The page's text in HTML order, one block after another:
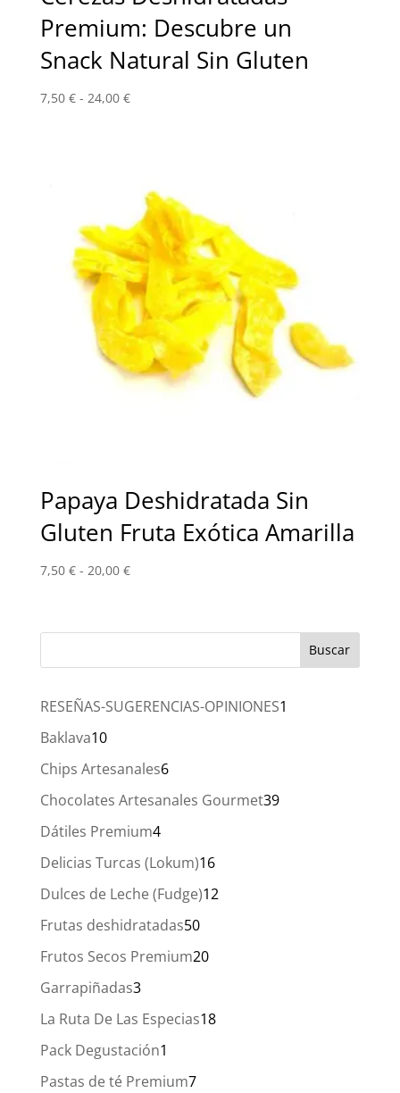
Premium: Descubre un
Snack Natural Sin Gluten
7,50 € - 24,00 €Rango
hasta
24,00 €
Papaya Deshidratada Sin
Gluten Fruta Exótica Amarilla
7,50 € - 20,00 €Rango
desde
hasta
RESEÑAS-SUGERENCIAS-OPINIONES1
Baklava1010
productos
Chips Artesanales66
productos
Chocolates Artesanales Gourmet3939
Dátiles Premium44
productos
Delicias Turcas (Lokum)1616
productos
Dulces de Leche (Fudge)1212
Frutas deshidratadas5050
productos
Frutos Secos Premium2020
Garrapiñadas33
productos
La Ruta De Las Especias1818
Pack Degustación1
producto
Pastas de té Premium77